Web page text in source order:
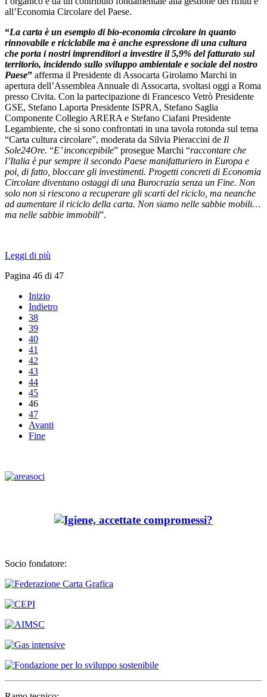
all’Economia Circolare del Paese.
“La carta è un esempio di bio-economia circolare in quanto
rinnovabile e riciclabile ma è anche espressione di una cultura
che porta i nostri imprenditori a investire il 5,9% del fatturato sul
territorio, incidendo sullo sviluppo ambientale e sociale del nostro
Paese” afferma il Presidente di Assocarta Girolamo Marchi in
apertura dell’Assemblea Annuale di Assocarta, svoltasi oggi a Roma
presso Civita. Con la partecipazione di Francesco Vetrò Presidente
GSE, Stefano Laporta Presidente ISPRA, Stefano Saglia
Componente Collegio ARERA e Stefano Ciafani Presidente
Legambiente, che si sono confrontati in una tavola rotonda sul tema
“Carta cultura circolare”, moderata da Silvia Pieraccini de Il
Sole24Ore. “E’ inconcepibile” prosegue Marchi “raccontare che
l’Italia è pur sempre il secondo Paese manifatturiero in Europa e
poi, di fatto, bloccare gli investimenti. Progetti concreti di Economia
Circolare diventano ostaggi di una Burocrazia senza un Fine. Non
solo non si riescono a recuperare gli scarti del riciclo, ma neanche
ad aumentare il riciclo della carta. Non siamo nelle sabbie mobili…
ma nelle sabbie immobili”.
Leggi di più
Pagina 46 di 47
Inizio
Indietro
38
39
40
41
42
43
44
45
46
47
Avanti
Fine
Socio fondatore: